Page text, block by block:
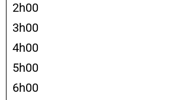
2h00
3h00
4h00
5h00
6h00